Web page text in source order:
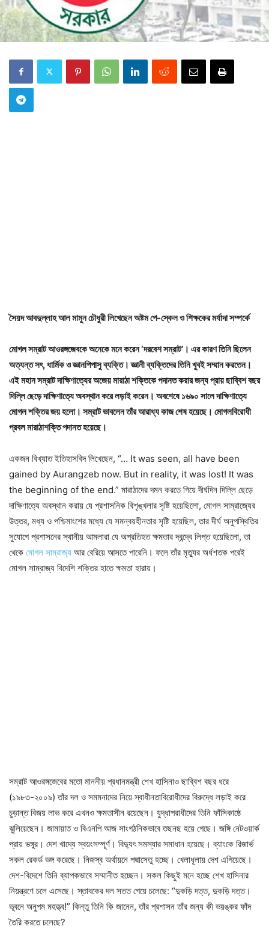
সৈয়দ আবদুল্লাহ আল মামুন চৌধুরী লিখেছেন অষ্টম পে-স্কেল ও শিক্ষকের মর্যাদা সম্পর্কে
মোগল সম্রাট আওরঙ্গজেবকে অনেকে মনে করেন ‘দরবেশ সম্রাট’। এর কারণ তিনি ছিলেন
অত্যন্ত সৎ, ধার্মিক ও জ্ঞানপিপাসু ব্যক্তি। জ্ঞানী ব্যক্তিদের তিনি খুবই সম্মান করতেন।
এই মহান সম্রাট দাক্ষিণাত্যের অজেয় মারাঠা শক্তিকে পদানত করার জন্য প্রায় ছাব্বিশ বছর
দিল্লি ছেড়ে দাক্ষিণাত্যে অবস্থান করে লড়াই করেন। অবশেষে ১৬৯০ সালে দাক্ষিণাত্যে
মোগল শক্তির জয় হলো। সম্রাট ভাবলেন তাঁর আরাধ্য কাজ শেষ হয়েছে। মোগলবিরোধী
প্রবল মারাঠাশক্তি পদানত হয়েছে।
একজন বিখ্যাত ইতিহাসবিদ লিখেছেন, “… It was seen, all have been
gained by Aurangzeb now. But in reality, it was lost! It was
the beginning of the end.” মারাঠাদের দমন করতে গিয়ে দীর্ঘদিন দিল্লি ছেড়ে
দাক্ষিণাত্যে অবস্থান করায় যে প্রশাসনিক বিশৃঙ্খলার সৃষ্টি হয়েছিলো, মোগল সাম্রাজ্যের
উত্তর, মধ্য ও পশ্চিমাংশের মধ্যে যে সমন্বয়হীনতার সৃষ্টি হয়েছিল, তার দীর্ঘ অনুপস্থিতির
সুযোগে প্রশাসনের স্থানীয় আমলারা যে অপ্রতিহত ক্ষমতার দ্বন্দ্বে লিপ্ত হয়েছিলো, তা
থেকে মোগল সাম্রাজ্য আর বেরিয়ে আসতে পারেনি। ফলে তাঁর মৃত্যুর অর্ধশতক পরেই
মোগল সাম্রাজ্য বিদেশি শক্তির হাতে ক্ষমতা হারায়।
সম্রাট আওরঙ্গজেবের মতো মাননীয় প্রধানমন্ত্রী শেখ হাসিনাও ছাব্বিশ বছর ধরে
(১৯৮৩-২০০৯) তাঁর দল ও সমমনাদের নিয়ে স্বাধীনতাবিরোধীদের বিরুদ্ধে লড়াই করে
চুড়ান্ত বিজয় লাভ করে এখনও ক্ষমতাসীন রয়েছেন। যুদ্ধাপরাধীদের তিনি ফাঁসিকাষ্ঠে
ঝুলিয়েছেন। জামায়াত ও বিএনপি আজ সাংগঠনিকভাবে তছনছ হয়ে গেছে। জঙ্গি নেটওয়ার্ক
প্রায় ভঙ্গুর। দেশ খাদ্যে স্বয়ংসম্পূর্ণ। বিদ্যুৎ সমস্যার সমাধান হয়েছে। ব্যাংকে রিজার্ভ
সকল রেকর্ড ভঙ্গ করেছে। নিজস্ব অর্থায়নে পদ্মাসেতু হচ্ছে। খেলাধূলায় দেশ এগিয়েছে।
দেশ-বিদেশে তিনি ব্যাপকভাবে সম্মানীত হচ্ছেন। সকল কিছুই মনে হচ্ছে শেখ হাসিনার
নিয়ন্ত্রণে চলে এসেছে। স্তাবকের দল সতত গেয়ে চলেছে: “দুকড়ি দত্ত, দুকড়ি দত্ত।
ভূবনে অনুপম মহত্ত্ব!” কিন্তু তিনি কি জানেন, তাঁর প্রশাসন তাঁর জন্য কী ভয়ঙ্কর ফাঁদ
তৈরি করতে চলেছে?